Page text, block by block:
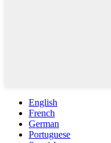
English
French
German
Portuguese